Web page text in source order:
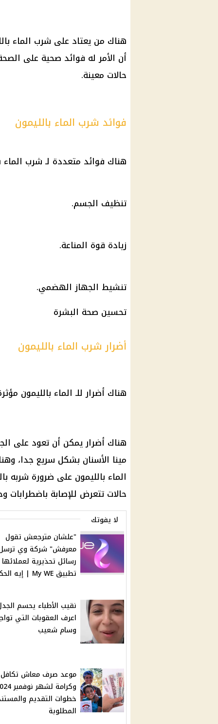
هناك من يعتاد على شرب الماء
أن الأمر له فوائد صحية على
حالات معينة.
فوائد شرب الماء بالليمون
هناك فوائد متعددة لـ شرب الماء
تنظيف الجسم.
زيادة قوة المناعة.
تنشيط الجهاز الهضمي.
تحسين صحة البشرة
أضرار شرب الماء بالليمون
هناك أضرار للـ الماء بالليمون
هناك أضرار يمكن أن تعود على
مينا الأسنان بشكل سريع جدا،
الماء بالليمون على ضرورة
حالات تتعرض للإصابة باضطرابات
لا يفوتك
"علشان مترجعش تقول
معرفش" شركة وي
رسائل تحذيرية لعملائها
تطبيق My WE | إيه الحكاية؟
نقيب الأطباء يحسم
اعرف العقوبات التي
وسام شعيب
موعد صرف معاش تكافل
خطوات التقديم
المطلوبة